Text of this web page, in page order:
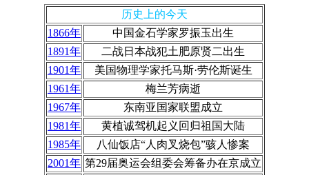
历史上的今天
1866年
中国金石学家罗振玉出生
1891年
二战日本战犯土肥原贤二出生
1901年
美国物理学家托马斯·劳伦斯诞生
1961年
梅兰芳病逝
1967年
东南亚国家联盟成立
1981年
黄植诚驾机起义回归祖国大陆
1985年
八仙饭店“人肉叉烧包”骇人惨案
2001年 第29届奥运会组委会筹备办在京成立